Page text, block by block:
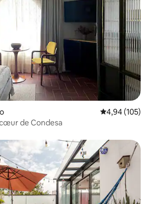
Note
4,94 (105)
de Condesa